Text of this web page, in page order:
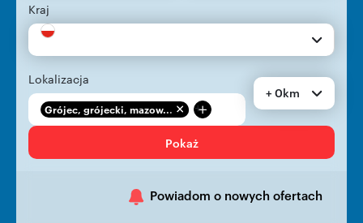
Kraj
Lokalizacja
Grójec, grójecki, mazow... +
+ 0km
Pokaż
Powiadom o nowych ofertach